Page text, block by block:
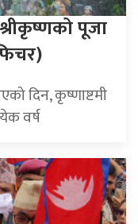
पूजा
दिन, कृष्णाष्टमी
वर्ष